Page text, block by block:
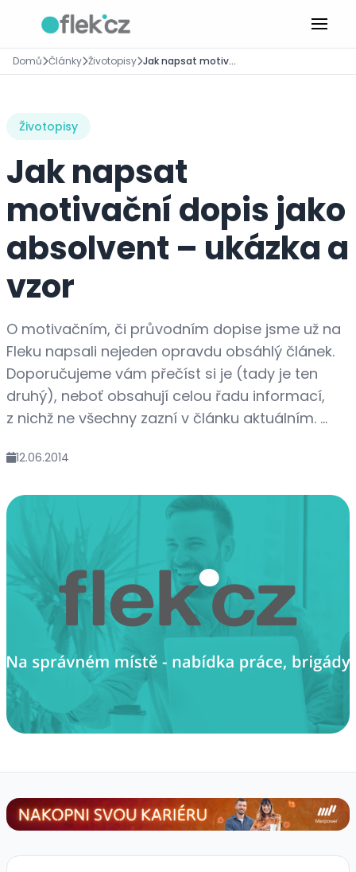
Domů Články Životopisy Jak napsat motivační dopis jako absolvent – ukázka a vzor
Životopisy
Jak napsat
motivační dopis jako
absolvent – ukázka a
vzor
O motivačním, či průvodním dopise jsme už na
Fleku napsali nejeden opravdu obsáhlý článek.
Doporučujeme vám přečíst si je (tady je ten
druhý), neboť obsahují celou řadu informací,
z nichž ne všechny zazní v článku aktuálním. ...
12.06.2014